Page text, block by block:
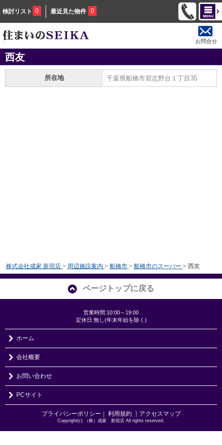
検討リスト 0 最近見た物件 0
お問合せ
西友
所在地 千葉県船橋市習志野台１丁目35
株式会社成家 新宿店 > 周辺施設案内 > 船橋市 > 船橋市のスーパー > 西友
ページトップに戻る
営業時間:10:00～19:00
定休日:無し(年末年始を除く)
ホーム
会社概要
お問い合わせ
PCサイト
プライバシーポリシー ｜ 利用規約 ｜アクセスマップ
Copyright(c) （株）成家 新宿店 All rights reserved.